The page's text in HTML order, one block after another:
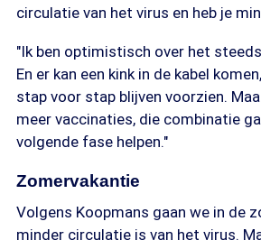
circulatie van het virus en heb je
"Ik ben optimistisch over het
En er kan een kink in de kabel
stap voor stap blijven voorzien.
meer vaccinaties, die combinatie
volgende fase helpen."
Zomervakantie
Volgens Koopmans gaan we in de
minder circulatie is van het virus.